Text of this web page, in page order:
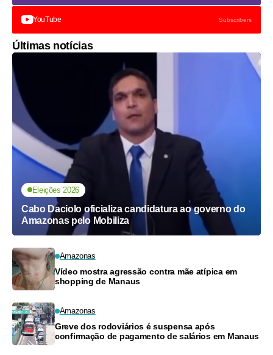
YouTube Subscribers
Últimas notícias
Eleições 2026
Cabo Daciolo oficializa candidatura ao governo do
Amazonas pelo Mobiliza
Amazonas
Vídeo mostra agressão contra mãe atípica em
shopping de Manaus
Amazonas
Greve dos rodoviários é suspensa após
confirmação de pagamento de salários em Manaus